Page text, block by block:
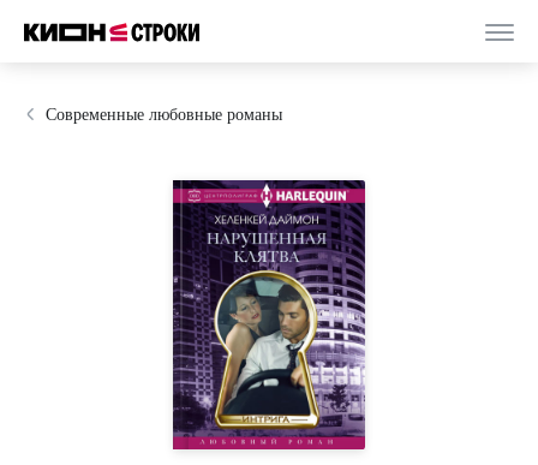
Современные любовные романы